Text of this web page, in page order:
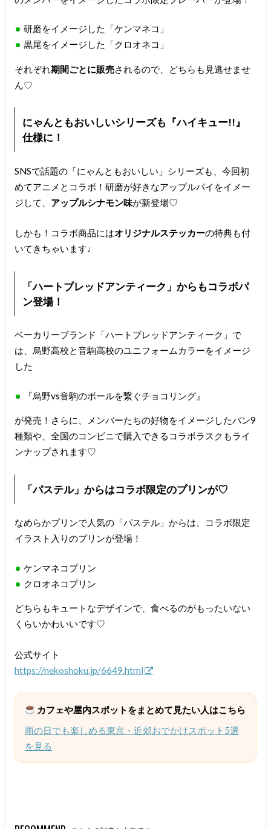
研磨をイメージした「ケンマネコ」
黒尾をイメージした「クロオネコ」
それぞれ期間ごとに販売されるので、どちらも見逃せませ
ん♡
にゃんともおいしいシリーズも『ハイキュー!!』
仕様に！
SNSで話題の「にゃんともおいしい」シリーズも、今回初
めてアニメとコラボ！研磨が好きなアップルパイをイメー
ジして、 アップルシナモン味が新登場♡
しかも！コラボ商品にはオリジナルステッカーの特典も付
いてきちゃいます♩
「ハートブレッドアンティーク」からもコラボパ
ン登場！
ベーカリーブランド「ハートブレッドアンティーク」で
は、烏野高校と音駒高校のユニフォームカラーをイメージ
した
『烏野vs音駒のボールを繋ぐチョコリング』
が発売！さらに、メンバーたちの好物をイメージしたパン9
種類や、全国のコンビニで購入できるコラボラスクもライ
ンナップされます♡
「パステル」からはコラボ限定のプリンが♡
なめらかプリンで人気の「パステル」からは、コラボ限定
イラスト入りのプリンが登場！
ケンマネコプリン
クロオネコプリン
どちらもキュートなデザインで、食べるのがもったいない
くらいかわいいです♡
公式サイト
https://nekoshoku.jp/6649.html
カフェや屋内スポットをまとめて見たい人はこちら
雨の日でも楽しめる東京・近郊おでかけスポット5選
を見る